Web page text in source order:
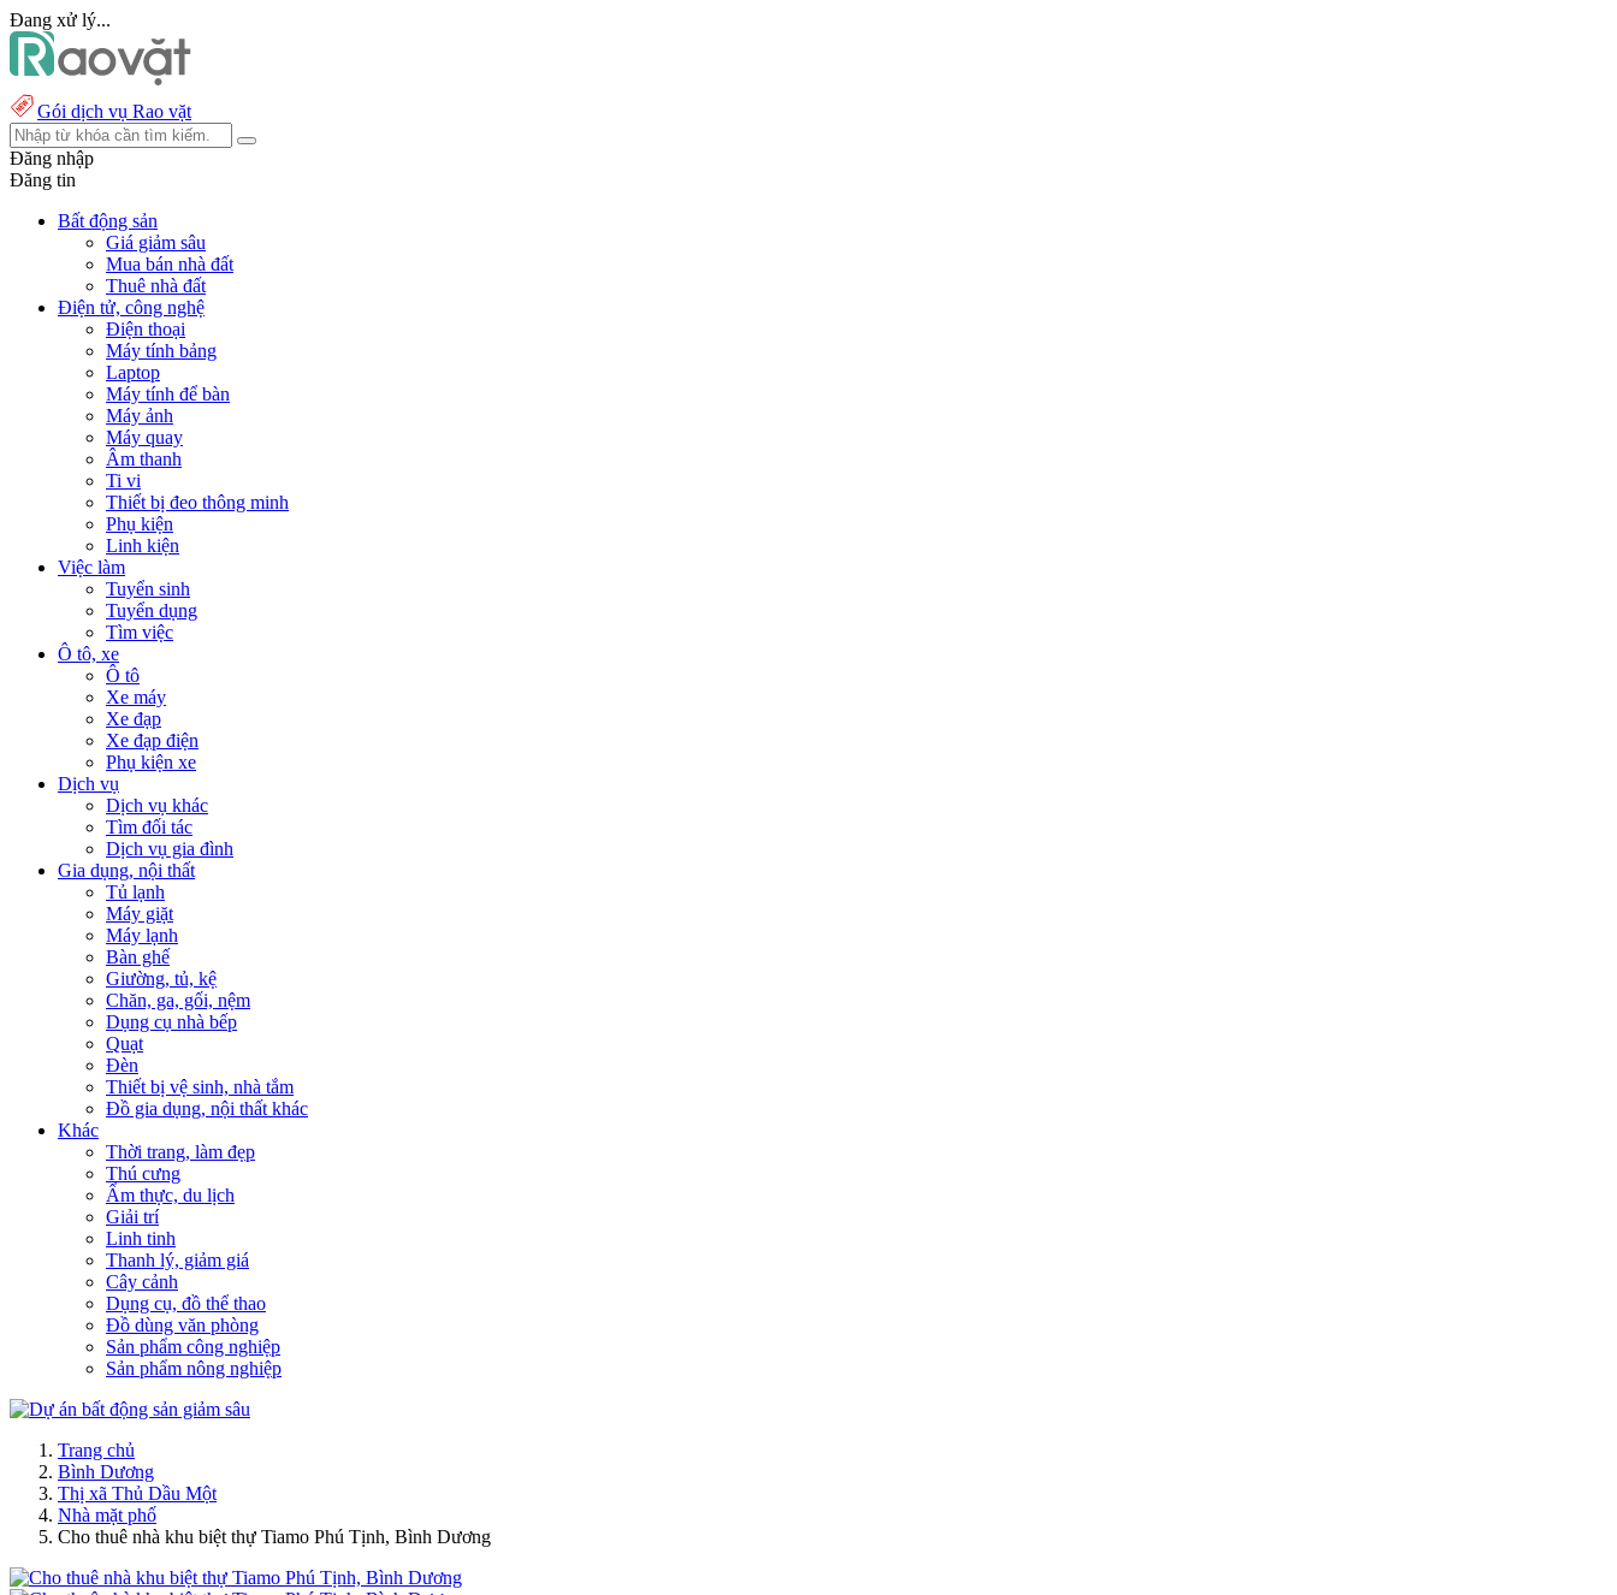
Đang xử lý...
Gói dịch vụ Rao vặt
Đăng nhập
Đăng tin
Bất động sản
Giá giảm sâu
Mua bán nhà đất
Thuê nhà đất
Điện tử, công nghệ
Điện thoại
Máy tính bảng
Laptop
Máy tính để bàn
Máy ảnh
Máy quay
Âm thanh
Ti vi
Thiết bị đeo thông minh
Phụ kiện
Linh kiện
Việc làm
Tuyển sinh
Tuyển dụng
Tìm việc
Ô tô, xe
Ô tô
Xe máy
Xe đạp
Xe đạp điện
Phụ kiện xe
Dịch vụ
Dịch vụ khác
Tìm đối tác
Dịch vụ gia đình
Gia dụng, nội thất
Tủ lạnh
Máy giặt
Máy lạnh
Bàn ghế
Giường, tủ, kệ
Chăn, ga, gối, nệm
Dụng cụ nhà bếp
Quạt
Đèn
Thiết bị vệ sinh, nhà tắm
Đồ gia dụng, nội thất khác
Khác
Thời trang, làm đẹp
Thú cưng
Ẩm thực, du lịch
Giải trí
Linh tinh
Thanh lý, giảm giá
Cây cảnh
Dụng cụ, đồ thể thao
Đồ dùng văn phòng
Sản phẩm công nghiệp
Sản phẩm nông nghiệp
Trang chủ
Bình Dương
Thị xã Thủ Dầu Một
Nhà mặt phố
Cho thuê nhà khu biệt thự Tiamo Phú Tịnh, Bình Dương